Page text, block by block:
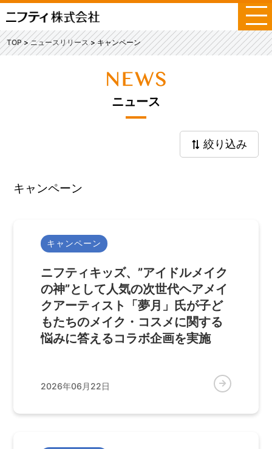
メ
ニ
ュ
ー
TOP ニュースリリース キャンペーン
ニュース
絞り込み
キャンペーン
キャンペーン
ニフティキッズ、”アイドルメイク
の神”として人気の次世代ヘアメイ
クアーティスト「夢月」氏が子ど
もたちのメイク・コスメに関する
悩みに答えるコラボ企画を実施
2026年06月22日